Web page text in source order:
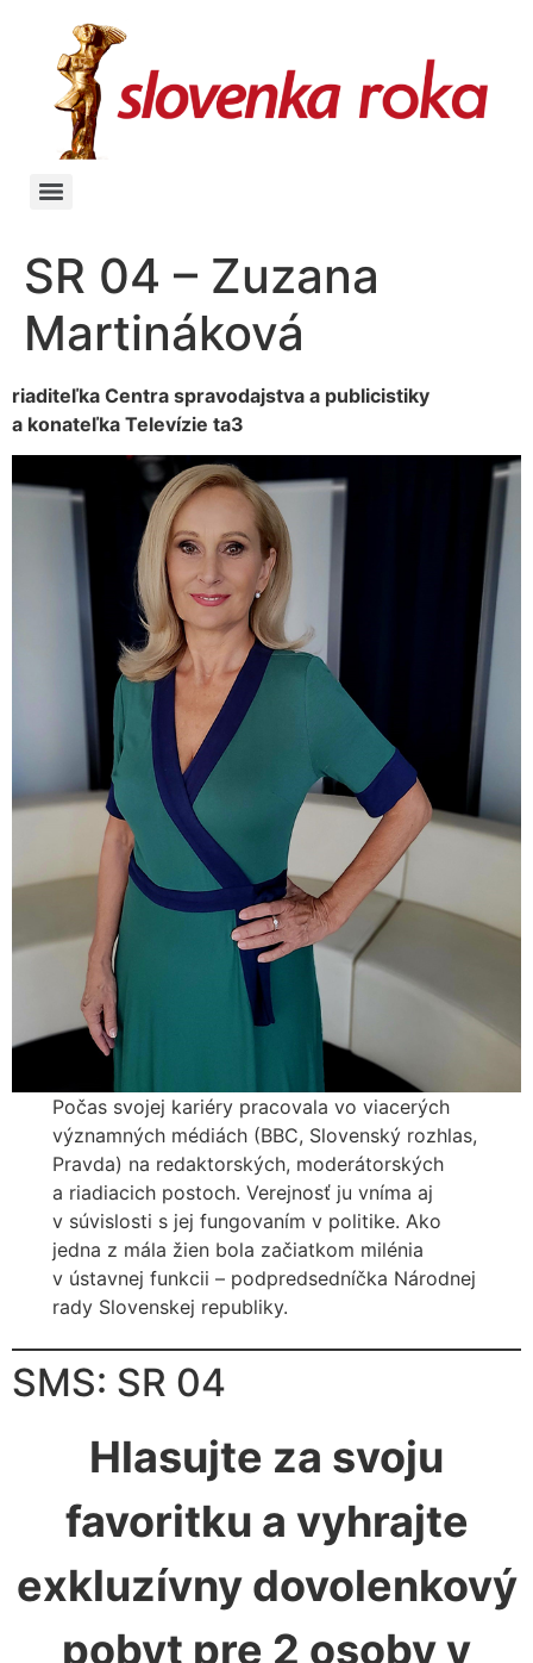
SR 04 – Zuzana
Martináková
riaditeľka Centra spravodajstva a publicistiky
a konateľka Televízie ta3
Počas svojej kariéry pracovala vo viacerých
významných médiách (BBC, Slovenský rozhlas,
Pravda) na redaktorských, moderátorských
a riadiacich postoch. Verejnosť ju vníma aj
v súvislosti s jej fungovaním v politike. Ako
jedna z mála žien bola začiatkom milénia
v ústavnej funkcii – podpredsedníčka Národnej
rady Slovenskej republiky.
SMS: SR 04
Hlasujte za svoju
favoritku a vyhrajte
exkluzívny dovolenkový
pobyt pre 2 osoby v